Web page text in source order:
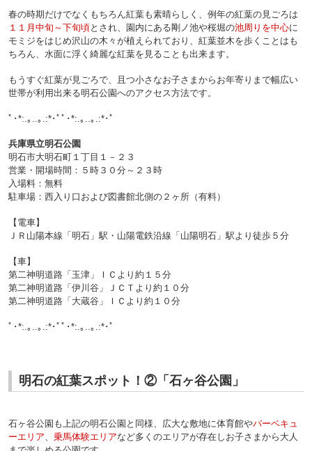
春の時期だけでなくもちろん紅葉も素晴らしく、例年の紅葉の見ごろは
１１月中旬～下旬頃とされ、 園内にある剛ノ池や桜堀の池周りを中心に
モミジをはじめ沢山の木々が植えられており、紅葉並木を歩くことはも
ちろん、水面に浮く綺麗な紅葉を見ることも出来ます。
もうすぐ紅葉が見ごろで、且つ小さなお子さまからお年寄りまで幅広い
世帯が利用出来る明石公園へのアクセス方法です。
ﾟ･*:.｡..｡.:*･ﾟﾟ･*:.｡..｡.:*･ﾟ
兵庫県立明石公園
明石市大明石町１丁目１－２３
営業・開場時間：５時３０分～２３時
入場料：無料
駐車場：西入り口および図書館北側の２ヶ所（有料）
【電車】
ＪＲ山陽本線「明石」駅・山陽電鉄沿線「山陽明石」駅より徒歩５分
【車】
第二神明道路「玉津」ＩＣより約１５分
第二神明道路「伊川谷」ＪＣＴより約１０分
第二神明道路「大蔵谷」ＩＣより約１０分
ﾟ･*:.｡..｡.:*･ﾟﾟ･*:.｡..｡.:*･ﾟ
明石の紅葉スポット！②「石ヶ谷公園」
石ヶ谷公園も上記の明石公園と同様、広大な敷地に体育館やバーベキュ
ーエリア、 乗馬体験エリアなど多くのエリアが存在しお子さまから大人